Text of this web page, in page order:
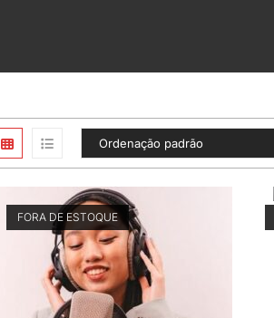
FORA DE ESTOQUE